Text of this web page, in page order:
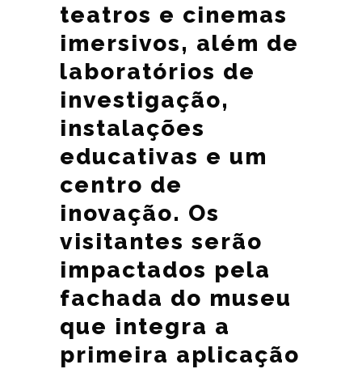
teatros e cinemas
imersivos, além de
laboratórios de
investigação,
instalações
educativas e um
centro de
inovação. Os
visitantes serão
impactados pela
fachada do museu
que integra a
primeira aplicação